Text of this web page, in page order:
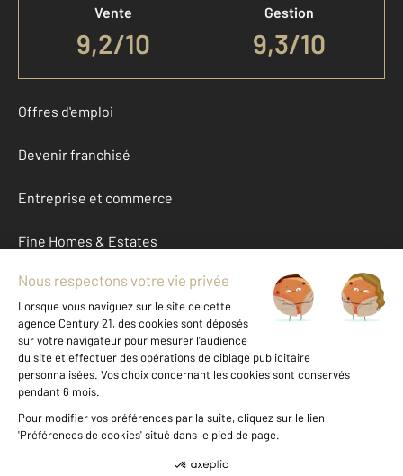
Vente
9,2/10
Gestion
9,3/10
Offres d'emploi
Devenir franchisé
Entreprise et commerce
Fine Homes & Estates
À propos
International
Nous contacter